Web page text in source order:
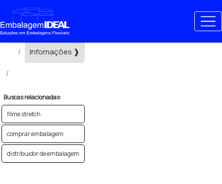
Home ❱
Infomações ❱
Buscas relacionadas:
filme stretch
comprar embalagem
distribuidor de embalagem